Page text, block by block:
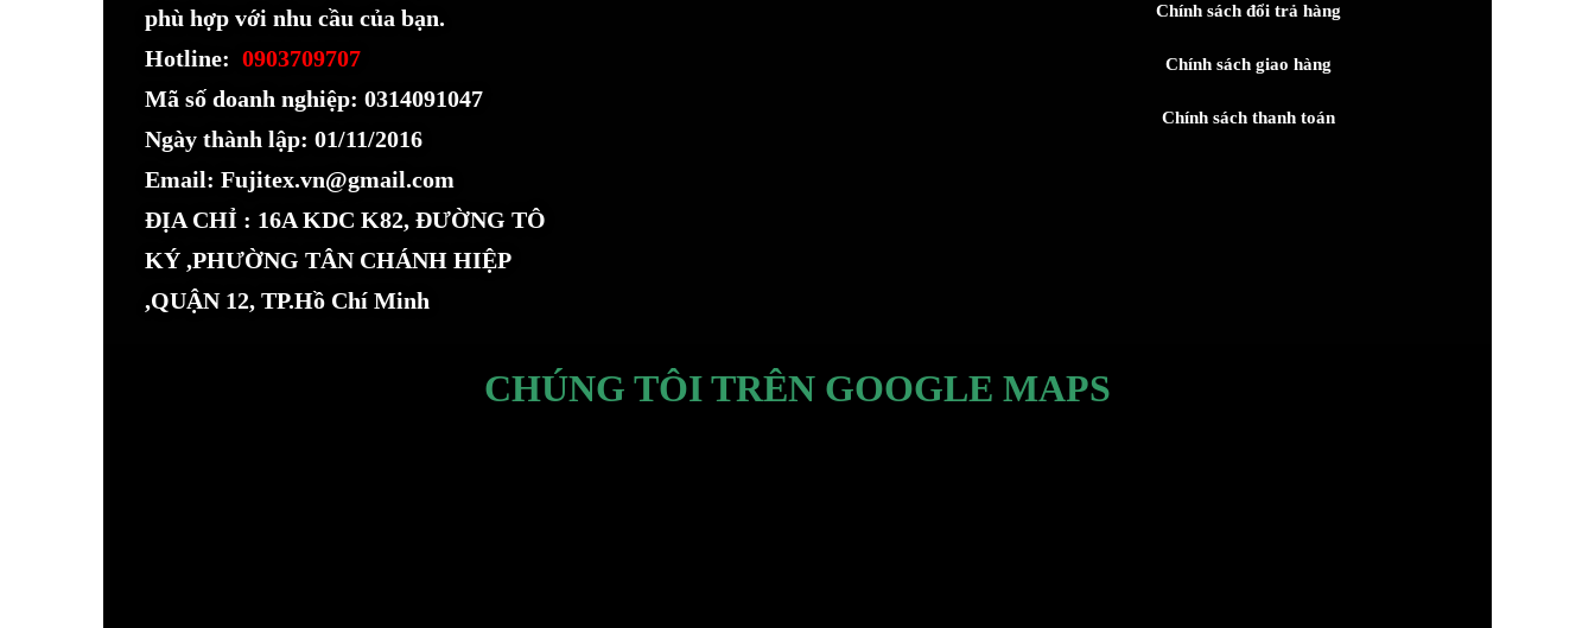
phù hợp với nhu cầu của bạn.
Hotline: 0903709707
Mã số doanh nghiệp: 0314091047
Ngày thành lập: 01/11/2016
Email: Fujitex.vn@gmail.com
ĐỊA CHỈ : 16A KDC K82, ĐƯỜNG TÔ
KÝ ,PHƯỜNG TÂN CHÁNH HIỆP
,QUẬN 12, TP.Hồ Chí Minh
Chính sách đổi trả hàng
Chính sách giao hàng
Chính sách thanh toán
CHÚNG TÔI TRÊN GOOGLE MAPS